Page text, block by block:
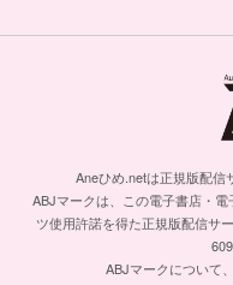
Aneひめ.netは正規版配信
ABJマークは、この電子書店・
ツ使用許諾を得た正規版配信サ
ABJマークについて